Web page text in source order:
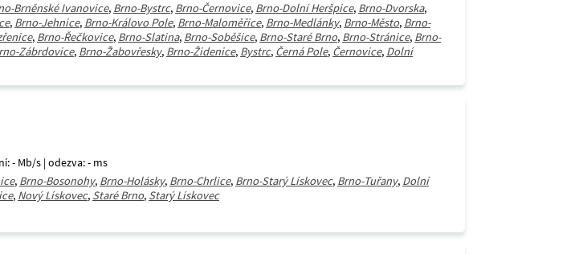
Brněnské Ivanovice, Brno-Bystrc, Brno-Černovice, Brno-Dolní Heršpice, Brno-Dvorska,
, Brno-Jehnice, Brno-Královo Pole, Brno-Maloměřice, Brno-Medlánky, Brno-Město, Brno-
, Brno-Řečkovice, Brno-Slatina, Brno-Soběšice, Brno-Staré Brno, Brno-Stránice, Brno-
Zábrdovice, Brno-Žabovřesky, Brno-Židenice, Bystrc, Černá Pole, Černovice, Dolní
- Mb/s | odezva: - ms
, Brno-Bosonohy, Brno-Holásky, Brno-Chrlice, Brno-Starý Lískovec, Brno-Tuřany, Dolní
, Nový Lískovec, Staré Brno, Starý Lískovec